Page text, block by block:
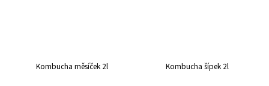
Kombucha měsíček 2l Kombucha šípek 2l